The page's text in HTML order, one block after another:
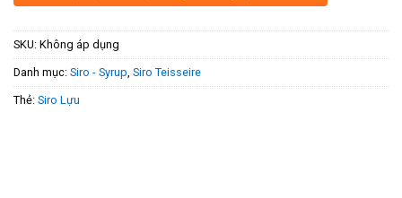
SKU: Không áp dụng
Danh mục: Siro - Syrup, Siro Teisseire
Thẻ: Siro Lựu